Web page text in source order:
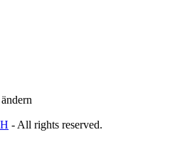
- All rights reserved.